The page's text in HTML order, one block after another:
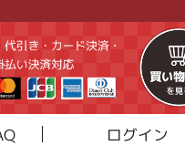
ログイン